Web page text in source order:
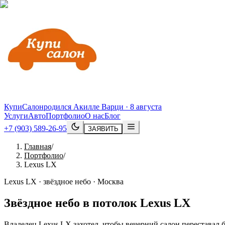
КупиСалонродился Акилле Варци · 8 августа
УслугиАвтоПортфолиоО насБлог
+7 (903) 589-26-95
ЗАЯВИТЬ
Главная/
Портфолио/
Lexus LX
Lexus LX · звёздное небо · Москва
Звёздное небо в потолок Lexus LX